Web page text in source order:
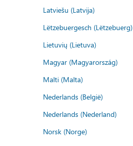
Latviešu (Latvija)
Lëtzebuergesch (Lëtzebuerg)
Lietuvių (Lietuva)
Magyar (Magyarország)
Malti (Malta)
Nederlands (België)
Nederlands (Nederland)
Norsk (Norge)